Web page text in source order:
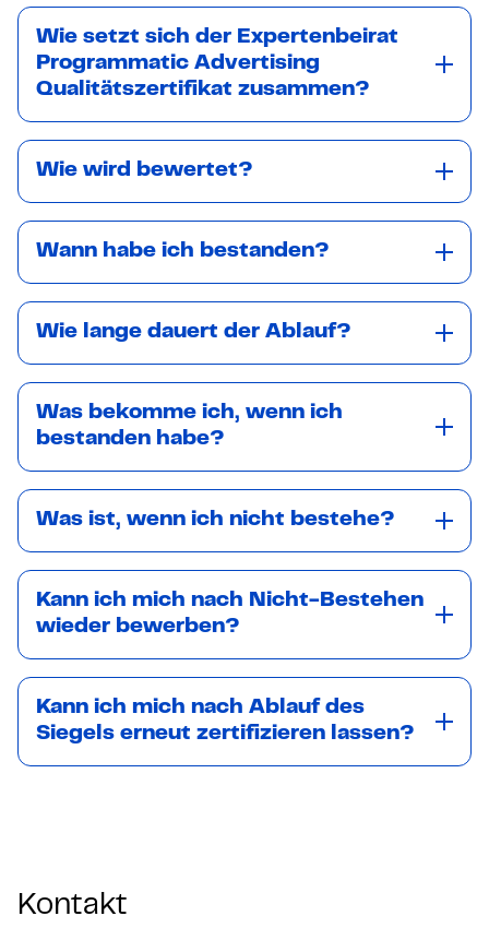
Wie setzt sich der Expertenbeirat
Programmatic Advertising
Qualitätszertifikat zusammen?
Wie wird bewertet?
Wann habe ich bestanden?
Wie lange dauert der Ablauf?
Was bekomme ich, wenn ich
bestanden habe?
Was ist, wenn ich nicht bestehe?
Kann ich mich nach Nicht-Bestehen
wieder bewerben?
Kann ich mich nach Ablauf des
Siegels erneut zertifizieren lassen?
Kontakt